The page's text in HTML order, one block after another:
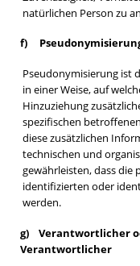
natürlichen Person zu
f)
Pseudonymisierung ist
in einer Weise, auf
Hinzuziehung
spezifischen
diese zusätzlichen
technischen und
gewährleisten, dass die
identifizierten oder
werden.
g) Verantwortlicher
Verantwortlicher